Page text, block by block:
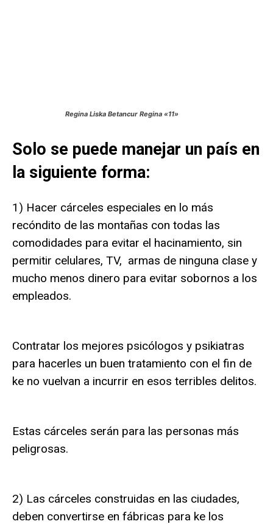
Regina Liska Betancur Regina «11»
Solo se puede manejar un país en
la siguiente forma:
1) Hacer cárceles especiales en lo más
recóndito de las montañas con todas las
comodidades para evitar el hacinamiento, sin
permitir celulares, TV, armas de ninguna clase y
mucho menos dinero para evitar sobornos a los
empleados.
Contratar los mejores psicólogos y psikiatras
para hacerles un buen tratamiento con el fin de
ke no vuelvan a incurrir en esos terribles delitos.
Estas cárceles serán para las personas más
peligrosas.
2) Las cárceles construidas en las ciudades,
deben convertirse en fábricas para ke los